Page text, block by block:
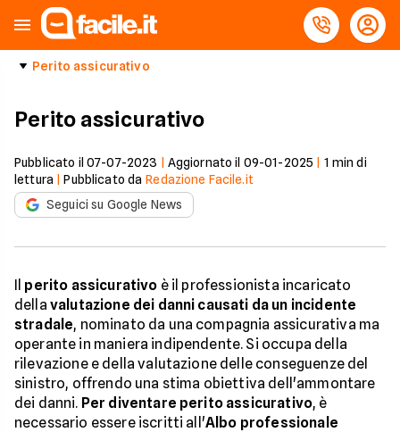
Perito assicurativo
Perito assicurativo
Pubblicato il 07-07-2023 Aggiornato il 09-01-2025 1 min di
lettura |Pubblicato da Redazione Facile.it
Seguici su Google News
Il perito assicurativo è il professionista incaricato
della valutazione dei danni causati da un incidente
stradale, nominato da una compagnia assicurativa ma
operante in maniera indipendente. Si occupa della
rilevazione e della valutazione delle conseguenze del
sinistro, offrendo una stima obiettiva dell'ammontare
dei danni. Per diventare perito assicurativo, è
necessario essere iscritti all'Albo professionale